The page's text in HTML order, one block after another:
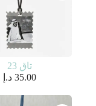
تاق 23
35.00 د.إ